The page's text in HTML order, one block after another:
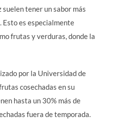
tener un sabor más
es especialmente
frutas y verduras, donde la
por la Universidad de
cosechadas en su
hasta un 30% más de
fuera de temporada.